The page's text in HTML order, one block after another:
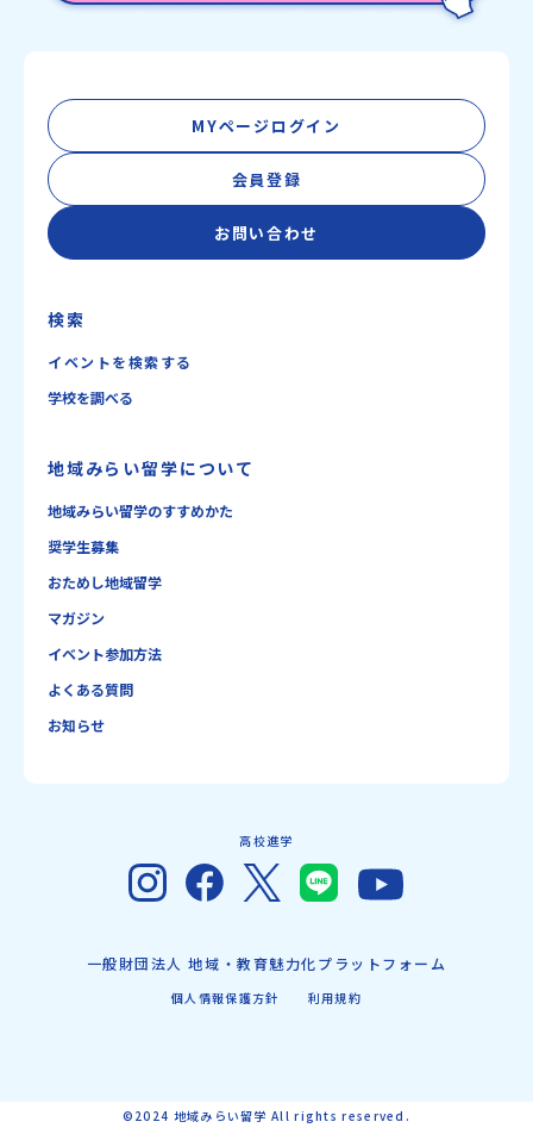
MYページログイン
会員登録
お問い合わせ
検索
イベントを検索する
学校を調べる
地域みらい留学について
地域みらい留学のすすめかた
奨学生募集
おためし地域留学
マガジン
イベント参加方法
よくある質問
お知らせ
高校進学
一般財団法人 地域・教育魅力化プラットフォーム
個人情報保護方針 利用規約
©2024 地域みらい留学 All rights reserved.